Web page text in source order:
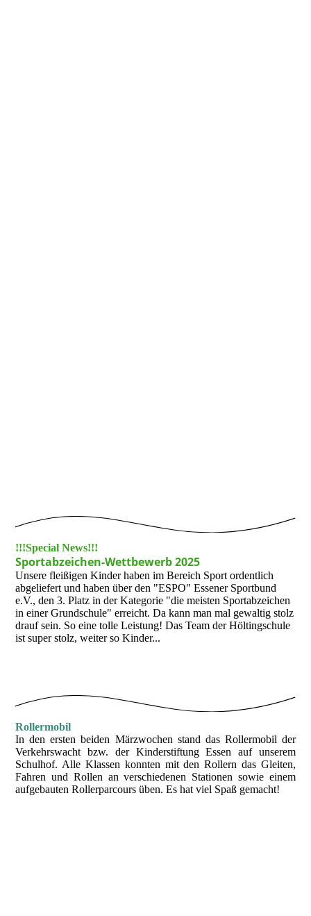
!!!Special News!!!
Sportabzeichen-Wettbewerb 2025
Unsere fleißigen Kinder haben im Bereich Sport ordentlich
abgeliefert und haben über den "ESPO" Essener Sportbund
e.V., den 3. Platz in der Kategorie "die meisten Sportabzeichen
in einer Grundschule" erreicht. Da kann man mal gewaltig stolz
drauf sein. So eine tolle Leistung! Das Team der Höltingschule
ist super stolz, weiter so Kinder...
Rollermobil
In den ersten beiden Märzwochen stand das Rollermobil der
Verkehrswacht bzw. der Kinderstiftung Essen auf unserem
Schulhof. Alle Klassen konnten mit den Rollern das Gleiten,
Fahren und Rollen an verschiedenen Stationen sowie einem
aufgebauten Rollerparcours üben. Es hat viel Spaß gemacht!